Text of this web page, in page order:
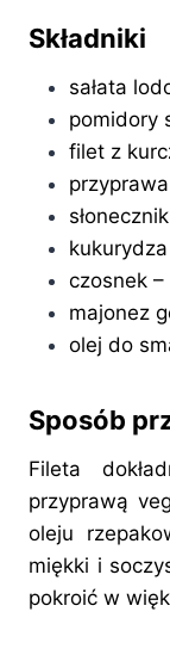
Składniki
sałata
pomidory
filet z
czosnek –
majonez
olej do
Sposób
Fileta
przyprawą
oleju
miękki i
pokroić w